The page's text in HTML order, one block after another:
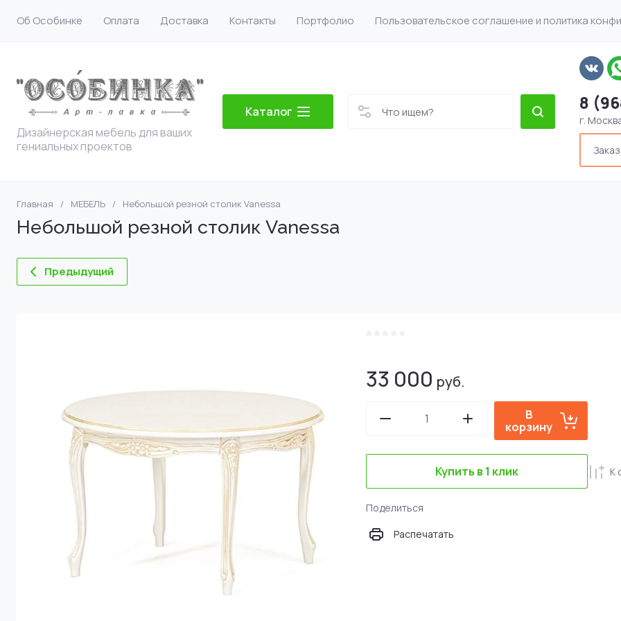
Об Особинке Оплата Доставка Контакты Портфолио Пользовательское соглашение и политика
Дизайнерская мебель для ваших
гениальных проектов
Каталог 8
г.
Главная / МЕБЕЛЬ / Небольшой резной столик Vanessa
Небольшой резной столик Vanessa
Предыдущий
33 000 руб.
В
корзину
Купить в 1 клик К
Поделиться
Распечатать